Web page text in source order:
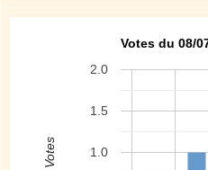
Votes du 08/
1.0
1.5
2.0
Votes